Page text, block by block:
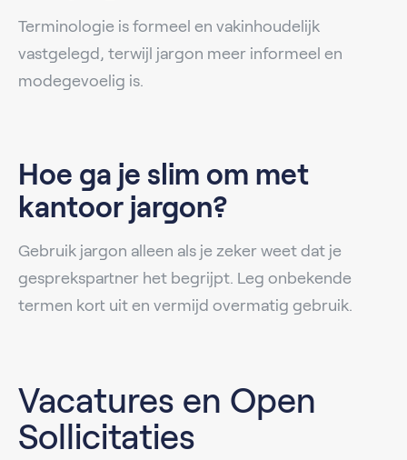
Terminologie is formeel en vakinhoudelijk
vastgelegd, terwijl jargon meer informeel en
modegevoelig is.
Hoe ga je slim om met
kantoor jargon?
Gebruik jargon alleen als je zeker weet dat je
gesprekspartner het begrijpt. Leg onbekende
termen kort uit en vermijd overmatig gebruik.
Vacatures en Open
Sollicitaties